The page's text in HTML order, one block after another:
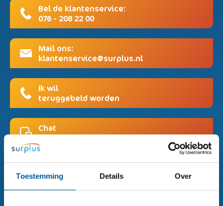
Toestemming Details Over
Bel de klantenservice:
076 - 208 22 00
Mail ons:
klantenservice@surplus.nl
Ik wil
teruggebeld worden
Chat
met ons